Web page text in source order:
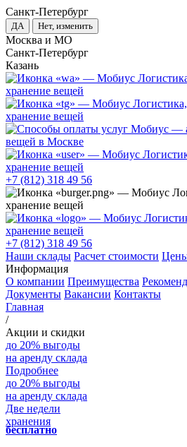
Санкт-Петербург
ДА Нет, изменить
Москва и МО
Санкт-Петербург
Казань
+7 (812) 318 49 56
+7 (812) 318 49 56
Наши склады Расчет стоимости
Информация
О компании Преимущества
Документы Вакансии Контакты
Главная
/
Акции и скидки
до 20% выгоды
на аренду склада
Подробнее
до 20% выгоды
на аренду склада
Две недели
хранения
бесплатно